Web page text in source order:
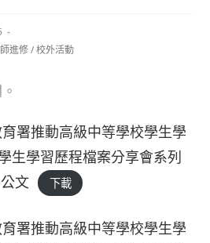
進修 / 校外活動
署推動高級中等學校學生學
生學習歷程檔案分享會系列
文
下載
署推動高級中等學校學生學